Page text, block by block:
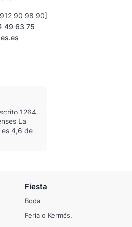
90 98 90]
49 63 75
1264
La
es 4,6 de
Fiesta
Boda
Feria o Kermés